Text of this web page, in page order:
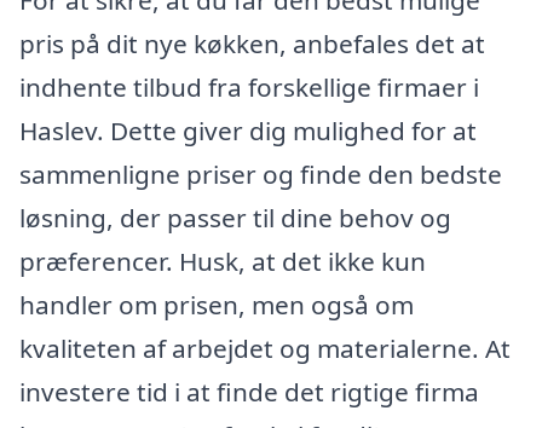
pris på dit nye køkken, anbefales det at
indhente tilbud fra forskellige firmaer i
Haslev. Dette giver dig mulighed for at
sammenligne priser og finde den bedste
løsning, der passer til dine behov og
præferencer. Husk, at det ikke kun
handler om prisen, men også om
kvaliteten af arbejdet og materialerne. At
investere tid i at finde det rigtige firma